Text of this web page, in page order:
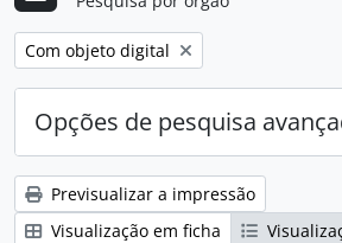
Remover filtro:
Com objeto digital
Opções de pesquisa
Previsualizar a impressão
Visualização em ficha